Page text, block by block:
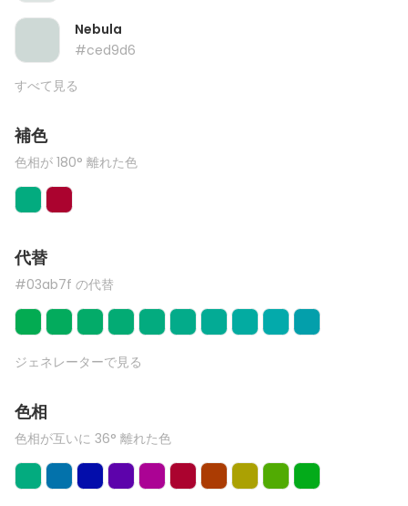
Nebula
#ced9d6
すべて見る
補色
色相が 180° 離れた色
代替
#03ab7f の代替
ジェネレーターで見る
色相
色相が互いに 36° 離れた色